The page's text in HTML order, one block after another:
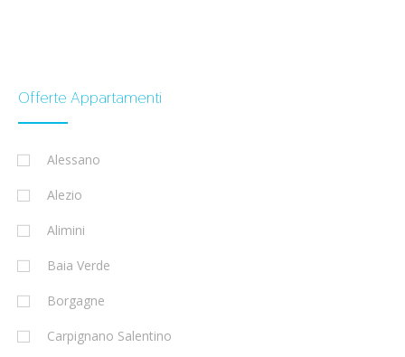
Offerte Appartamenti
Alessano
Alezio
Alimini
Baia Verde
Borgagne
Carpignano Salentino